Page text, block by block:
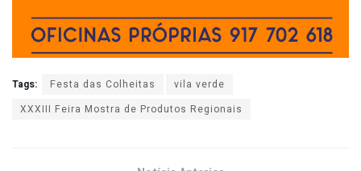
Tags: Festa das Colheitas
vila verde
XXXIII Feira Mostra de Produtos Regionais